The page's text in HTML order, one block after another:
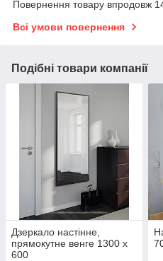
Повернення товару впродовж
Всі умови повернення
Подібні товари компанії
Дзеркало настінне,
прямокутне венге 1300 х
600